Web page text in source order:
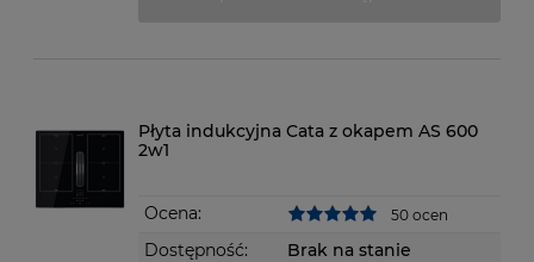
Płyta indukcyjna Cata z okapem AS 600
2w1
Ocena: 50 ocen
Dostępność: Brak na stanie